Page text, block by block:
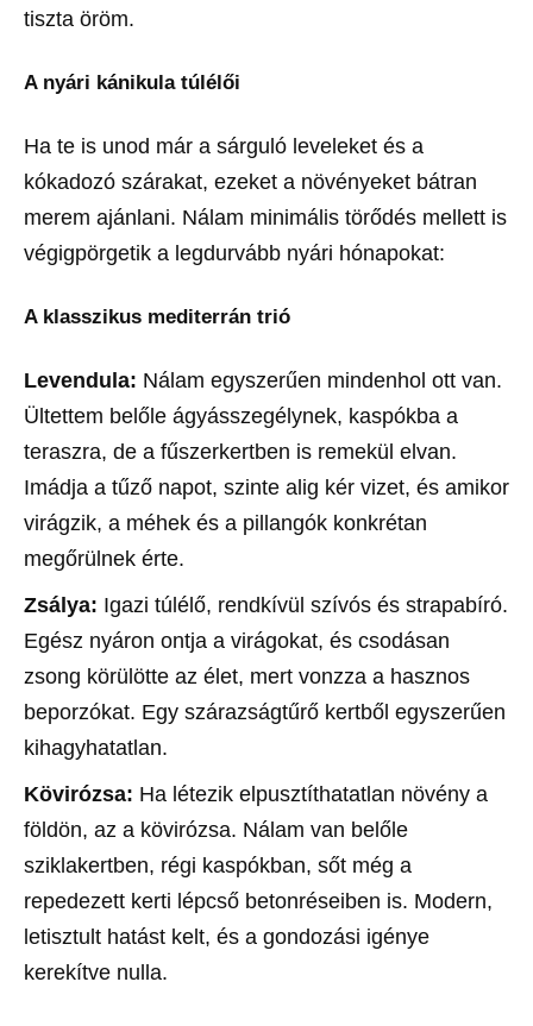
tiszta öröm.
A nyári kánikula túlélői
Ha te is unod már a sárguló leveleket és a
kókadozó szárakat, ezeket a növényeket bátran
merem ajánlani. Nálam minimális törődés mellett is
végigpörgetik a legdurvább nyári hónapokat:
A klasszikus mediterrán trió
Levendula: Nálam egyszerűen mindenhol ott van.
Ültettem belőle ágyásszegélynek, kaspókba a
teraszra, de a fűszerkertben is remekül elvan.
Imádja a tűző napot, szinte alig kér vizet, és amikor
virágzik, a méhek és a pillangók konkrétan
megőrülnek érte.
Zsálya: Igazi túlélő, rendkívül szívós és strapabíró.
Egész nyáron ontja a virágokat, és csodásan
zsong körülötte az élet, mert vonzza a hasznos
beporzókat. Egy szárazságtűrő kertből egyszerűen
kihagyhatatlan.
Kövirózsa: Ha létezik elpusztíthatatlan növény a
földön, az a kövirózsa. Nálam van belőle
sziklakertben, régi kaspókban, sőt még a
repedezett kerti lépcső betonréseiben is. Modern,
letisztult hatást kelt, és a gondozási igénye
kerekítve nulla.